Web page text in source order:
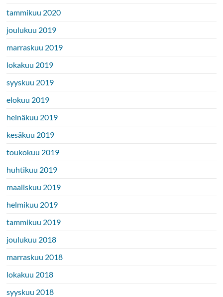
tammikuu 2020
joulukuu 2019
marraskuu 2019
lokakuu 2019
syyskuu 2019
elokuu 2019
heinäkuu 2019
kesäkuu 2019
toukokuu 2019
huhtikuu 2019
maaliskuu 2019
helmikuu 2019
tammikuu 2019
joulukuu 2018
marraskuu 2018
lokakuu 2018
syyskuu 2018